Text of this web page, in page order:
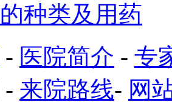
种类及用药
- 医院简介 - 专
- 来院路线- 网